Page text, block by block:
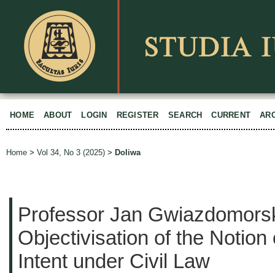
HOME ABOUT LOGIN REGISTER SEARCH CURRENT
Home > Vol 34, No 3 (2025) > Doliwa
Professor Jan
Objectivisation of the Notion
Intent under Civil Law